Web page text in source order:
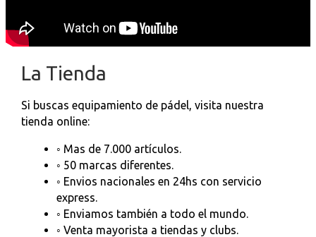
La Tienda
Si buscas equipamiento de pádel, visita nuestra
tienda online:
◦ Mas de 7.000 artículos.
◦ 50 marcas diferentes.
◦ Envios nacionales en 24hs con servicio
express.
◦ Enviamos también a todo el mundo.
◦ Venta mayorista a tiendas y clubs.